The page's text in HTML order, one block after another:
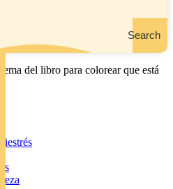
Search
del libro para colorear que está